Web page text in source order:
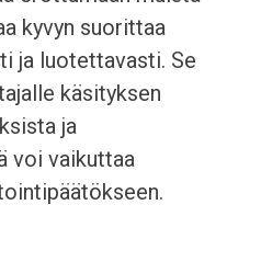
kyvyn suorittaa
ja luotettavasti. Se
käsityksen
ja
voi vaikuttaa